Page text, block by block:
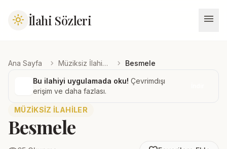
light_mode İlahi Sözleri menu
Ana Sayfa chevron_right Müziksiz İlahiler chevron_right Besmele
Bu ilahiyi uygulamada oku! Çevrimdışı
erişim ve daha fazlası.
MÜZIKSIZ İLAHILER
Besmele